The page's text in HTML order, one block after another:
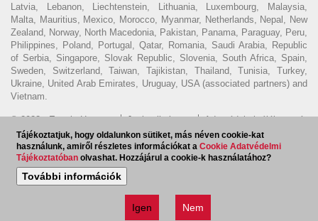
Latvia, Lebanon, Liechtenstein, Lithuania, Luxembourg, Malaysia,
Malta, Mauritius, Mexico, Morocco, Myanmar, Netherlands, Nepal, New
Zealand, Norway, North Macedonia, Pakistan, Panama, Paraguay, Peru,
Philippines, Poland, Portugal, Qatar, Romania, Saudi Arabia, Republic
of Serbia, Singapore, Slovak Republic, Slovenia, South Africa, Spain,
Sweden, Switzerland, Taiwan, Tajikistan, Thailand, Tunisia, Turkey,
Ukraine, United Arab Emirates, Uruguay, USA (associated partners) and
Vietnam.
© 2023 - Ecovis Hungary Jogi nyilatkozat
Adatvédelmi tájékoztató
Cookie tájékoztató
Magyar Ügyvédi Kamara
Visszaélés
bejelentés
Hírlevél feliratkozás
Tájékoztatjuk, hogy oldalunkon sütiket, más néven cookie-kat
használunk, amiről részletes információkat aCookie Adatvédelmi
Tájékoztatóban olvashat. Hozzájárul a cookie-k használatához?
További információk
Igen Nem